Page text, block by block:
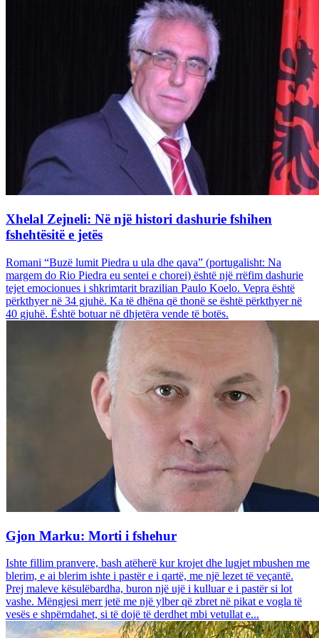
Xhelal Zejneli: Në një histori dashurie fshihen
fshehtësitë e jetës
Romani “Buzë lumit Piedra u ula dhe qava” (portugalisht: Na
margem do Rio Piedra eu sentei e chorei) është një rrëfim dashurie
tejet emocionues i shkrimtarit brazilian Paulo Koelo. Vepra është
përkthyer në 34 gjuhë. Ka të dhëna që thonë se është përkthyer në
40 gjuhë. Është botuar në dhjetëra vende të botës.
Gjon Marku: Morti i fshehur
Ishte fillim pranvere, bash atëherë kur krojet dhe lugjet mbushen me
blerim, e ai blerim ishte i pastër e i qartë, me një lezet të veçantë.
Prej maleve kësulëbardha, buron një ujë i kulluar e i pastër si lot
vashe. Mëngjesi merr jetë me një ylber që zbret në pikat e vogla të
vesës e shpërndahet, si të dojë të derdhet mbi vetullat e...